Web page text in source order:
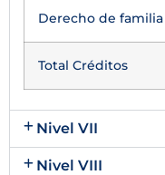
Derecho de familia
Total Créditos
Nivel VII
Nivel VIII